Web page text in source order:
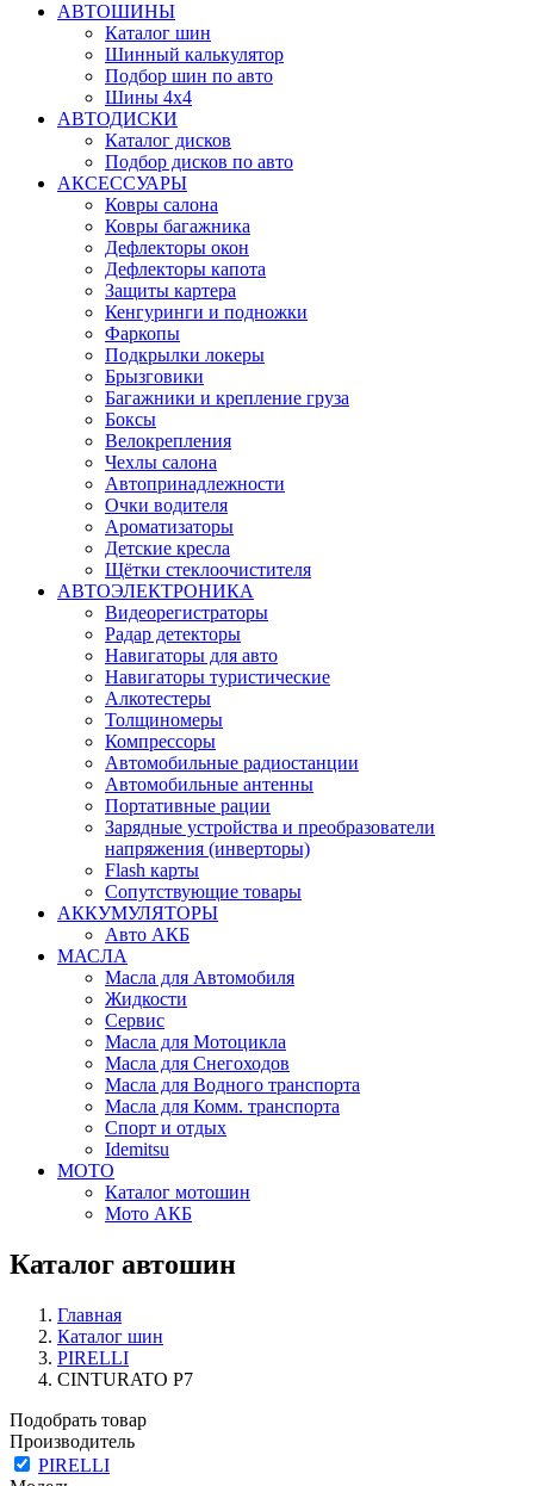
АВТОШИНЫ
Каталог шин
Шинный калькулятор
Подбор шин по авто
Шины 4x4
АВТОДИСКИ
Каталог дисков
Подбор дисков по авто
АКСЕССУАРЫ
Ковры салона
Ковры багажника
Дефлекторы окон
Дефлекторы капота
Защиты картера
Кенгуринги и подножки
Фаркопы
Подкрылки локеры
Брызговики
Багажники и крепление груза
Боксы
Велокрепления
Чехлы салона
Автопринадлежности
Очки водителя
Ароматизаторы
Детские кресла
Щётки стеклоочистителя
АВТОЭЛЕКТРОНИКА
Видеорегистраторы
Радар детекторы
Навигаторы для авто
Навигаторы туристические
Алкотестеры
Толщиномеры
Компрессоры
Автомобильные радиостанции
Автомобильные антенны
Портативные рации
Зарядные устройства и преобразователи
напряжения (инверторы)
Flash карты
Сопутствующие товары
АККУМУЛЯТОРЫ
Авто АКБ
МАСЛА
Масла для Автомобиля
Жидкости
Сервис
Масла для Мотоцикла
Масла для Снегоходов
Масла для Водного транспорта
Масла для Комм. транспорта
Спорт и отдых
Idemitsu
МОТО
Каталог мотошин
Мото АКБ
Каталог автошин
Главная
Каталог шин
PIRELLI
CINTURATO P7
Подобрать товар
Производитель
PIRELLI